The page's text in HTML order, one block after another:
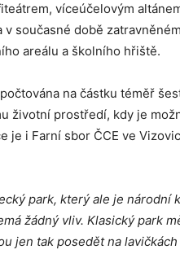
víceúčelovým
v současné době
areálu a školního hřiště.
na částku téměř
životní prostředí, kdy je
je i Farní sbor ČCE ve
park, který ale je
žádný vliv. Klasický park
jen tak posedět na